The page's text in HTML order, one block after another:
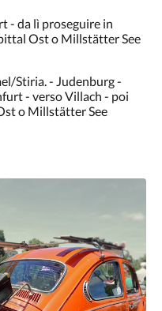
- da lì proseguire in
Ost o Millstätter See
Stiria. - Judenburg -
- verso Villach - poi
o Millstätter See